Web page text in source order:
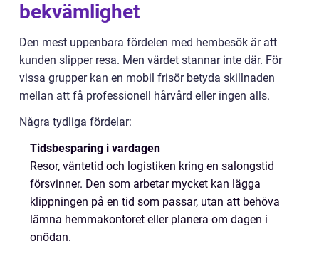
bekvämlighet
Den mest uppenbara fördelen med hembesök är att
kunden slipper resa. Men värdet stannar inte där. För
vissa grupper kan en mobil frisör betyda skillnaden
mellan att få professionell hårvård eller ingen alls.
Några tydliga fördelar:
Tidsbesparing i vardagen
Resor, väntetid och logistiken kring en salongstid
försvinner. Den som arbetar mycket kan lägga
klippningen på en tid som passar, utan att behöva
lämna hemmakontoret eller planera om dagen i
onödan.